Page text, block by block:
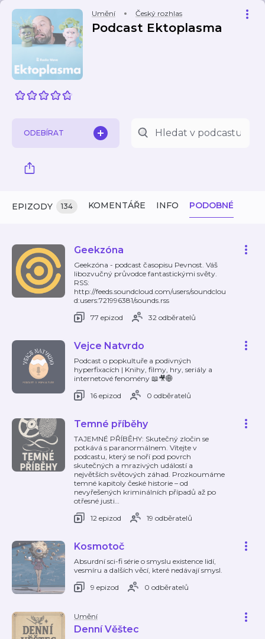
Umění Český rozhlas
Podcast Ektoplasma
ODEBÍRAT
EPIZODY 134 KOMENTÁŘE INFO PODOBNÉ
Geekzóna
Geekzóna - podcast časopisu Pevnost. Váš
libozvučný průvodce fantastickými světy.
RSS:
http://feeds.soundcloud.com/users/soundclou
d:users:721996381/sounds.rss
77 epizod
32 odběratelů
Vejce Natvrdo
Podcast o popkultuře a podivných
hyperfixacích | Knihy, filmy, hry, seriály a
internetové fenomény 📖🎥🌐
16 epizod
0 odběratelů
Temné příběhy
TAJEMNÉ PŘÍBĚHY: Skutečný zločin se
potkává s paranormálnem. Vítejte v
podcastu, který se noří pod povrch
skutečných a mrazivých událostí a
největších světových záhad. Prozkoumáme
temné kapitoly české historie – od
nevyřešených kriminálních případů až po
otřesné justi…
12 epizod
19 odběratelů
Kosmotoč
Absurdní sci-fi série o smyslu existence lidí,
vesmíru a dalších věcí, které nedávají smysl.
9 epizod
0 odběratelů
Umění
Denní Věštec